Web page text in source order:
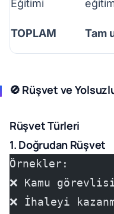
Eğitimi
TOPLAM Tam
🚫 Rüşvet ve
Rüşvet Türleri
1. Doğrudan Rüşvet
Örnekler:
❌ Kamu
❌ İhaleyi